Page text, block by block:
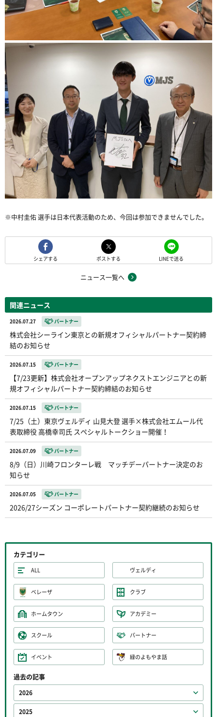
※中村圭佑 選手は日本代表活動のため、今回は参加できませんでした。
シェアする ポストする LINEで送る
ニュース一覧へ
関連ニュース
2026.07.27 パートナー
株式会社シーライン東京との新規オフィシャルパートナー契約締
結のお知らせ
2026.07.15 パートナー
【7/23更新】株式会社オープンアップネクストエンジニアとの新
規オフィシャルパートナー契約締結のお知らせ
2026.07.15 パートナー
7/25（土）東京ヴェルディ 山見大登 選手×株式会社エムール代
表取締役 高橋幸司氏 スペシャルトークショー開催！
2026.07.09 パートナー
8/9（日）川崎フロンターレ戦 マッチデーパートナー決定のお
知らせ
2026.07.05 パートナー
2026/27シーズン コーポレートパートナー契約継続のお知らせ
カテゴリー
ALL ヴェルディ
ベレーザ クラブ
ホームタウン アカデミー
スクール パートナー
イベント 緑のよもやま話
過去の記事
2026
2025